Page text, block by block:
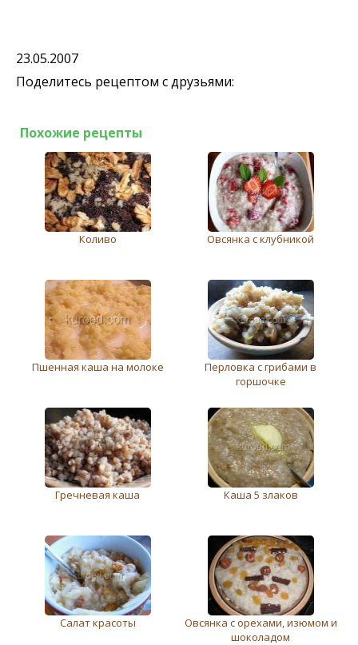
23.05.2007
Поделитесь рецептом с друзьями:
Похожие рецепты
Коливо Овсянка с клубникой
Пшенная каша на молоке
Перловка с грибами в
горшочке
Гречневая каша Каша 5 злаков
Салат красоты
Овсянка с орехами, изюмом и
шоколадом